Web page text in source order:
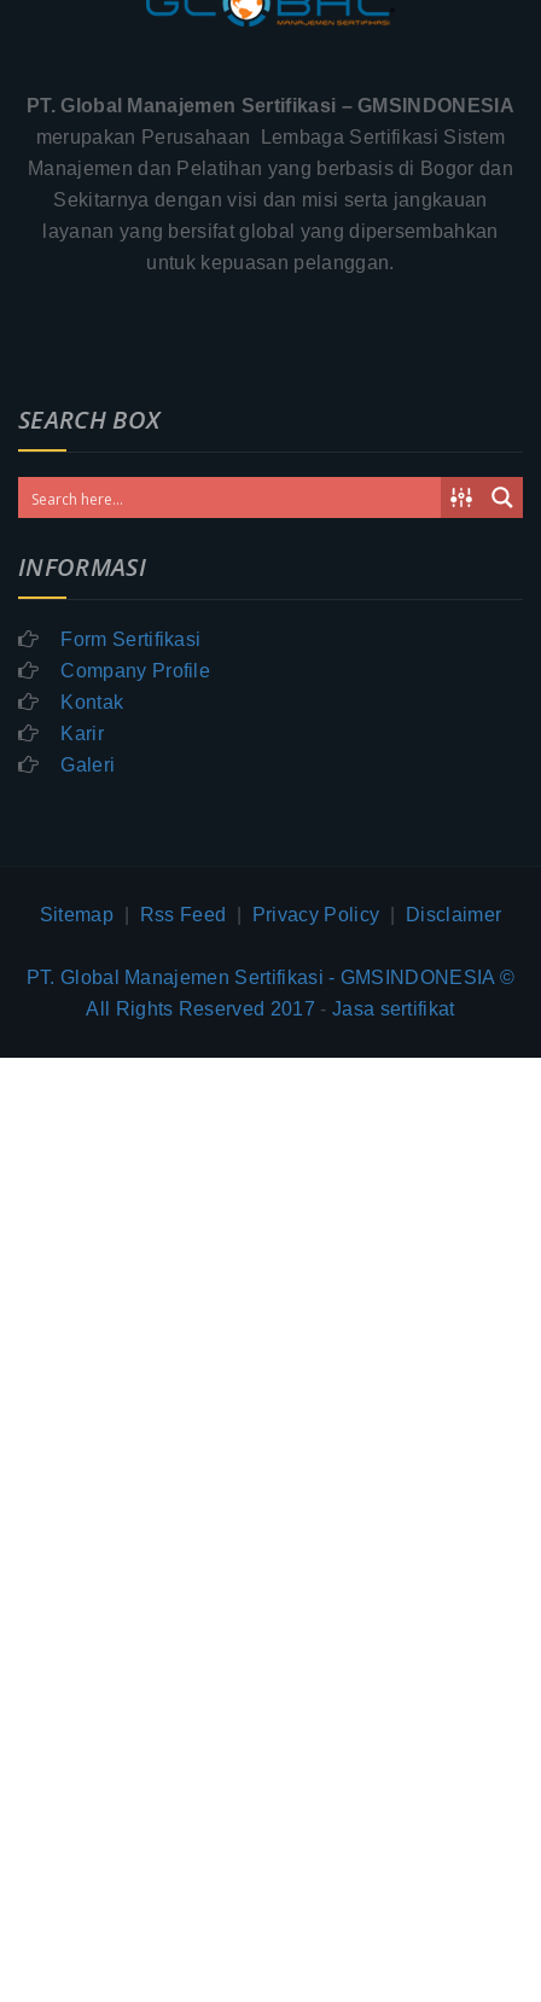
PT. Global Manajemen Sertifikasi – GMSINDONESIA
merupakan Perusahaan Lembaga Sertifikasi Sistem
Manajemen dan Pelatihan yang berbasis di Bogor dan
Sekitarnya dengan visi dan misi serta jangkauan
layanan yang bersifat global yang dipersembahkan
untuk kepuasan pelanggan.
SEARCH BOX
INFORMASI
Form Sertifikasi
Company Profile
Kontak
Karir
Galeri
Sitemap Rss Feed Privacy Policy Disclaimer
PT. Global Manajemen Sertifikasi - GMSINDONESIA ©
All Rights Reserved 2017 - Jasa sertifikat